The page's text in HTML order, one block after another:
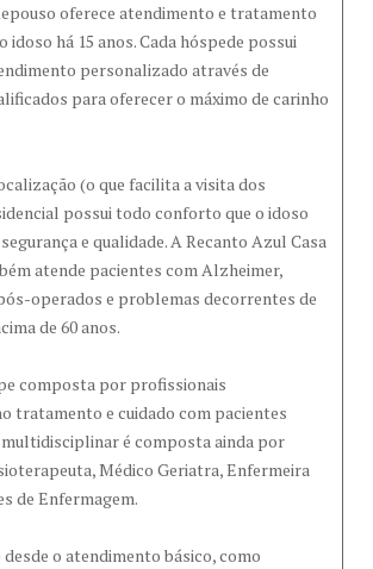
oferece atendimento e tratamento
idoso há 15 anos. Cada hóspede possui
personalizado através de
para oferecer o máximo de carinho
(o que facilita a visita dos
possui todo conforto que o idoso
e qualidade. A Recanto Azul Casa
atende pacientes com Alzheimer,
operados e problemas decorrentes de
de 60 anos.
composta por profissionais
tratamento e cuidado com pacientes
multidisciplinar é composta ainda por
Médico Geriatra, Enfermeira
de Enfermagem.
desde o atendimento básico, como